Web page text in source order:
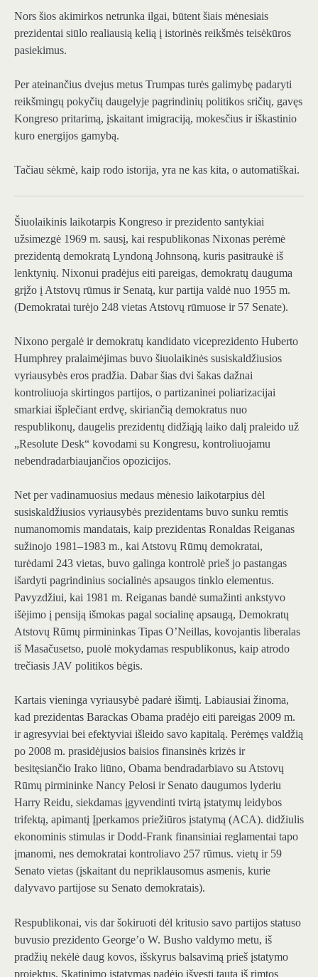
Nors šios akimirkos netrunka ilgai, būtent šiais mėnesiais
prezidentai siūlo realiausią kelią į istorinės reikšmės teisėkūros
pasiekimus.
Per ateinančius dvejus metus Trumpas turės galimybę padaryti
reikšmingų pokyčių daugelyje pagrindinių politikos sričių, gavęs
Kongreso pritarimą, įskaitant imigraciją, mokesčius ir iškastinio
kuro energijos gamybą.
Tačiau sėkmė, kaip rodo istorija, yra ne kas kita, o automatiškai.
Šiuolaikinis laikotarpis Kongreso ir prezidento santykiai
užsimezgė 1969 m. sausį, kai respublikonas Nixonas perėmė
prezidentą demokratą Lyndoną Johnsoną, kuris pasitraukė iš
lenktynių. Nixonui pradėjus eiti pareigas, demokratų dauguma
grįžo į Atstovų rūmus ir Senatą, kur partija valdė nuo 1955 m.
(Demokratai turėjo 248 vietas Atstovų rūmuose ir 57 Senate).
Nixono pergalė ir demokratų kandidato viceprezidento Huberto
Humphrey pralaimėjimas buvo šiuolaikinės susiskaldžiusios
vyriausybės eros pradžia. Dabar šias dvi šakas dažnai
kontroliuoja skirtingos partijos, o partizaninei poliarizacijai
smarkiai išplečiant erdvę, skiriančią demokratus nuo
respublikonų, daugelis prezidentų didžiąją laiko dalį praleido už
„Resolute Desk“ kovodami su Kongresu, kontroliuojamu
nebendradarbiaujančios opozicijos.
Net per vadinamuosius medaus mėnesio laikotarpius dėl
susiskaldžiusios vyriausybės prezidentams buvo sunku remtis
numanomomis mandatais, kaip prezidentas Ronaldas Reiganas
sužinojo 1981–1983 m., kai Atstovų Rūmų demokratai,
turėdami 243 vietas, buvo galinga kontrolė prieš jo pastangas
išardyti pagrindinius socialinės apsaugos tinklo elementus.
Pavyzdžiui, kai 1981 m. Reiganas bandė sumažinti ankstyvo
išėjimo į pensiją išmokas pagal socialinę apsaugą, Demokratų
Atstovų Rūmų pirmininkas Tipas O’Neillas, kovojantis liberalas
iš Masačusetso, puolė mokydamas respublikonus, kaip atrodo
trečiasis JAV politikos bėgis.
Kartais vieninga vyriausybė padarė išimtį. Labiausiai žinoma,
kad prezidentas Barackas Obama pradėjo eiti pareigas 2009 m.
ir agresyviai bei efektyviai išleido savo kapitalą. Perėmęs valdžią
po 2008 m. prasidėjusios baisios finansinės krizės ir
besitęsiančio Irako liūno, Obama bendradarbiavo su Atstovų
Rūmų pirmininke Nancy Pelosi ir Senato daugumos lyderiu
Harry Reidu, siekdamas įgyvendinti tvirtą įstatymų leidybos
trifektą, apimantį Įperkamos priežiūros įstatymą (ACA). didžiulis
ekonominis stimulas ir Dodd-Frank finansiniai reglamentai tapo
įmanomi, nes demokratai kontroliavo 257 rūmus. vietų ir 59
Senato vietas (įskaitant du nepriklausomus asmenis, kurie
dalyvavo partijose su Senato demokratais).
Respublikonai, vis dar šokiruoti dėl kritusio savo partijos statuso
buvusio prezidento George’o W. Busho valdymo metu, iš
pradžių nekėlė daug kovos, išskyrus balsavimą prieš įstatymo
projektus. Skatinimo įstatymas padėjo išvesti tautą iš rimtos